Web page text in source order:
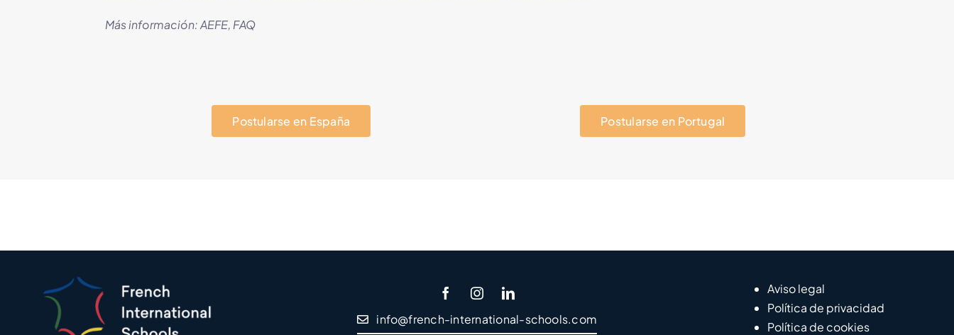
Más información:AEFE, FAQ
Postularse en España Postularse en Portugal
info@french-international-schools.com
Aviso legal
Política de privacidad
Política de cookies